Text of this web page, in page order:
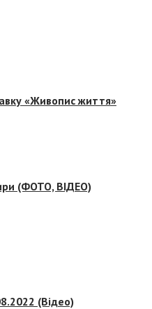
«Живопис життя»
(ФОТО, ВІДЕО)
(Відео)